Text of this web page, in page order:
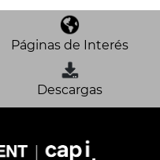
Páginas de Interés
Descargas